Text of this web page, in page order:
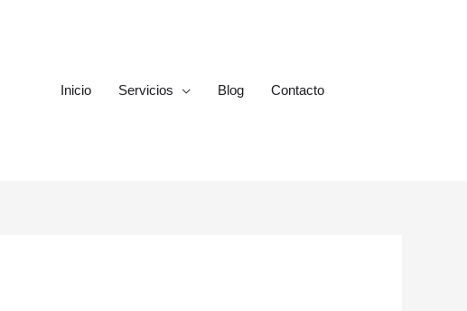
Inicio Servicios Blog Contacto